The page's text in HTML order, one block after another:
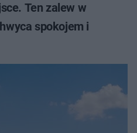
Ten zalew w
spokojem i